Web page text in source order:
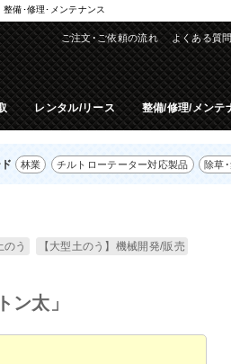
備･修理･メンテナンス
ご注文･ご依頼の流れ よくある質
レンタル/リース 整備/修理/メンテ
林業 チルトローテーター対応製品 除草
のう 【大型土のう】機械開発/販売
ン太」